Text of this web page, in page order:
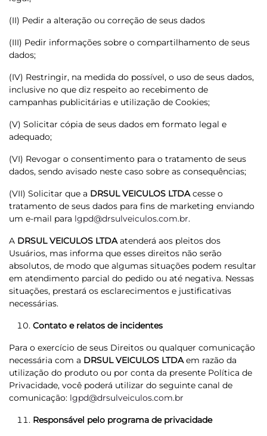
(II) Pedir a alteração ou correção de seus dados
(III) Pedir informações sobre o compartilhamento de seus
dados;
(IV) Restringir, na medida do possível, o uso de seus dados,
inclusive no que diz respeito ao recebimento de
campanhas publicitárias e utilização de Cookies;
(V) Solicitar cópia de seus dados em formato legal e
adequado;
(VI) Revogar o consentimento para o tratamento de seus
dados, sendo avisado neste caso sobre as consequências;
(VII) Solicitar que a DRSUL VEICULOS LTDAcesse o
tratamento de seus dados para fins de marketing enviando
um e-mail para lgpd@drsulveiculos.com.br.
A DRSUL VEICULOS LTDAatenderá aos pleitos dos
Usuários, mas informa que esses direitos não serão
absolutos, de modo que algumas situações podem resultar
em atendimento parcial do pedido ou até negativa. Nessas
situações, prestará os esclarecimentos e justificativas
necessárias.
Contato e relatos de incidentes
Para o exercício de seus Direitos ou qualquer comunicação
necessária com a DRSUL VEICULOS LTDAem razão da
utilização do produto ou por conta da presente Política de
Privacidade, você poderá utilizar do seguinte canal de
comunicação: lgpd@drsulveiculos.com.br
Responsável pelo programa de privacidade